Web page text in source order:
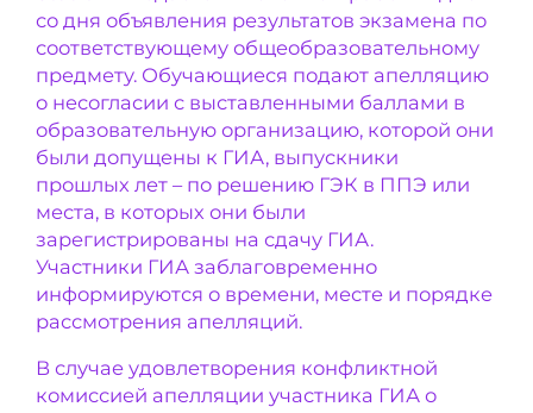
со дня объявления результатов экзамена по
соответствующему общеобразовательному
предмету. Обучающиеся подают апелляцию
о несогласии с выставленными баллами в
образовательную организацию, которой они
были допущены к ГИА, выпускники
прошлых лет – по решению ГЭК в ППЭ или
места, в которых они были
зарегистрированы на сдачу ГИА.
Участники ГИА заблаговременно
информируются о времени, месте и порядке
рассмотрения апелляций.
В случае удовлетворения конфликтной
комиссией апелляции участника ГИА о